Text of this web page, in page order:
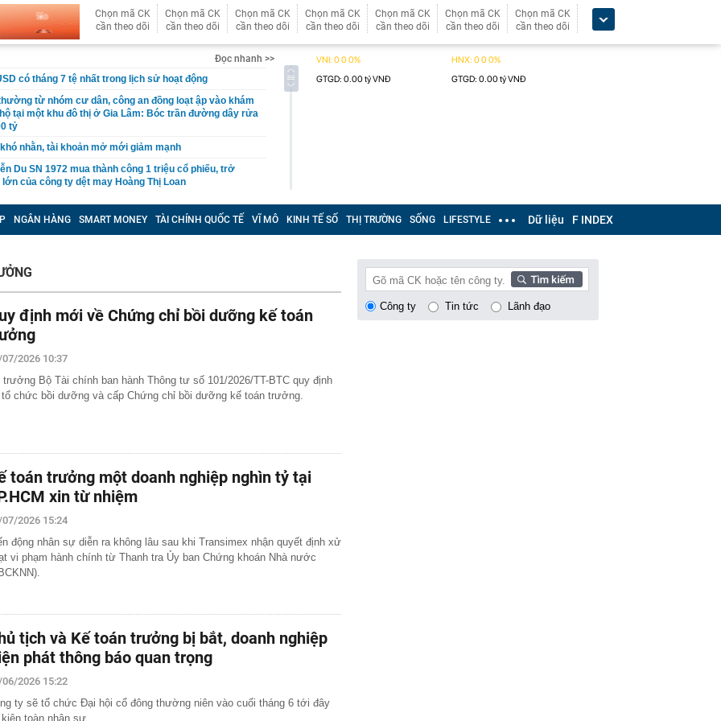
Chọn mã CK
cần theo dõi
Chọn mã CK
cần theo dõi
Chọn mã CK
cần theo dõi
Chọn mã CK
cần theo dõi
Chọn mã CK
cần theo dõi
Chọn mã CK
cần theo dõi
Chọn mã CK
cần theo dõi
Đọc nhanh >>
có tháng 7 tệ nhất trong lịch sử hoạt động
từ nhóm cư dân, công an đồng loạt ập vào khám
tại một khu đô thị ở Gia Lâm: Bóc trần đường dây rửa
tỷ
nhằn, tài khoản mở mới giảm mạnh
Du SN 1972 mua thành công 1 triệu cổ phiếu, trở
của công ty dệt may Hoàng Thị Loan
núi cao thứ 5 Việt Nam, là “ cột mốc thiêng liêng đẹp
ở độ cao trên 3.000m, điểm đến "trong mơ" của dân
được vinh danh "Hệ thống Y khoa tốt nhất Việt Nam
bị HoSE cắt margin trong tháng 8
Việt thu hơn 1 tỷ USD ở nước ngoài trong nửa đầu
tăng hơn 120%
dự phóng VN-Index có thể chạm mốc 1.885 điểm
8
lượng tiền hơn 62.000 tỷ đồng, lớn hơn cả Vinhomes,
Điện Máy Xanh, Bách Hóa Xanh, An Khang, vốn hóa
DMX
nhà cổ, phát hiện 'kho báu' gồm 1.000 đồng tiền vàng và
biết ngôi nhà có phong thuỷ không thuận lợi
khách đến Việt Nam đông nhất 7 tháng đầu năm,
và Nga, gấp gần 6 lần Ấn Độ
cây tiết lộ: Khách thường chọn quả to, người trong
tra 5 chi tiết này trước
tốc quỳ gối 1h an ủi khách: 7 năm sau ở khách sạn 5
nhà, bay hạng thương gia
đựng tâm huyết của NSND Tự Long
USD/ounce, chuyên gia dự báo đỉnh mới
dầu khí đem hơn 42.200 tỷ đồng gửi ngân hàng
NGÂN HÀNG SMART MONEY TÀI CHÍNH QUỐC TẾ VĨ MÔ KINH TẾ SỐ THỊ TRƯỜNG SỐNG LIFESTYLE Dữ liệu F INDEX
định mới về Chứng chỉ bồi dưỡng kế toán
2026 10:37
trưởng Bộ Tài chính ban hành Thông tư số 101/2026/TT-BTC quy định
chức bồi dưỡng và cấp Chứng chỉ bồi dưỡng kế toán trưởng.
toán trưởng một doanh nghiệp nghìn tỷ tại
xin từ nhiệm
07/2026 15:24
động nhân sự diễn ra không lâu sau khi Transimex nhận quyết định xử
vi phạm hành chính từ Thanh tra Ủy ban Chứng khoán Nhà nước
tịch và Kế toán trưởng bị bắt, doanh nghiệp
phát thông báo quan trọng
2026 15:22
ty sẽ tổ chức Đại hội cổ đông thường niên vào cuối tháng 6 tới đây
toàn nhân sự.
Công ty Tin tức Lãnh đạo